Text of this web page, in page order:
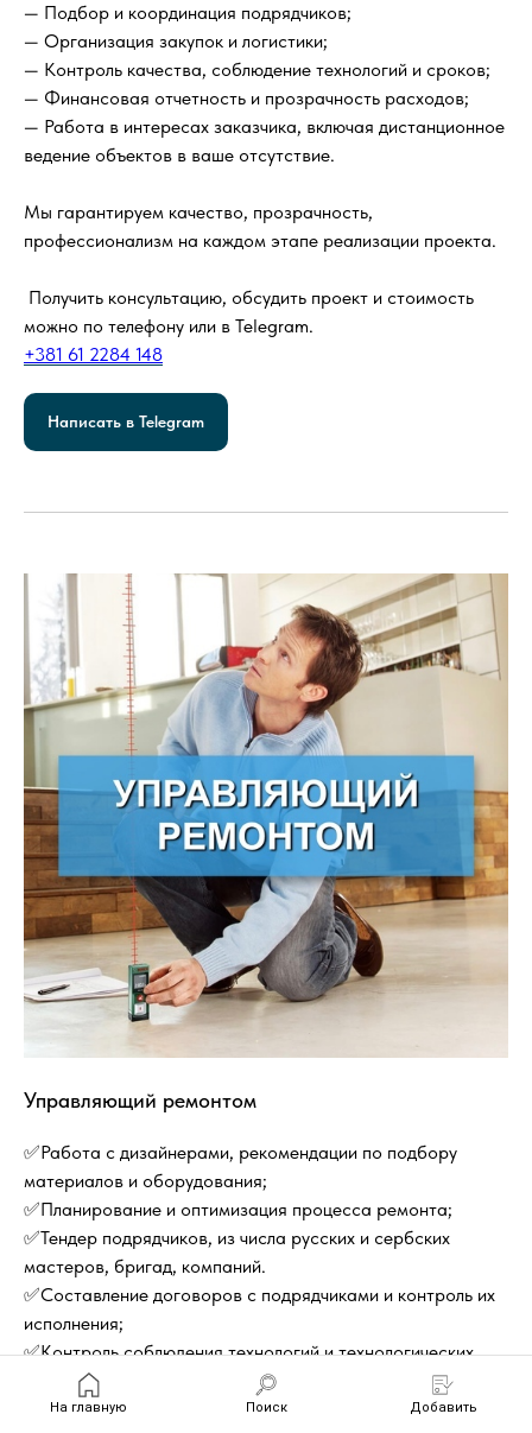
На главную Поиск Добавить
— Подбор и координация подрядчиков;
— Организация закупок и логистики;
— Контроль качества, соблюдение технологий и сроков;
— Финансовая отчетность и прозрачность расходов;
— Работа в интересах заказчика, включая дистанционное
ведение объектов в ваше отсутствие.
Мы гарантируем качество, прозрачность,
профессионализм на каждом этапе реализации проекта.
Получить консультацию, обсудить проект и стоимость
можно по телефону или в Telegram.
+381 61 2284 148
Написать в Telegram
Управляющий ремонтом
✅Работа с дизайнерами, рекомендации по подбору
материалов и оборудования;
✅Планирование и оптимизация процесса ремонта;
✅Тендер подрядчиков, из числа русских и сербских
мастеров, бригад, компаний.
✅Составление договоров с подрядчиками и контроль их
исполнения;
✅Контроль соблюдения технологий и технологических
циклов;
✅Закупка, доставка, подъем материалов;